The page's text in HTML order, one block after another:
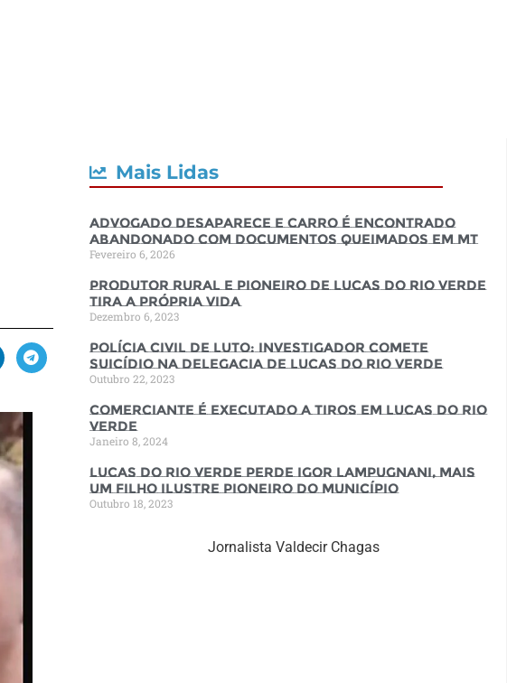
Mais Lidas
Advogado desaparece e carro é encontrado
abandonado com documentos queimados em MT
Fevereiro 6, 2026
Produtor rural e pioneiro de Lucas do Rio Verde
tira a própria vida
Dezembro 6, 2023
Polícia Civil de luto: Investigador comete
suicídio na Delegacia de Lucas do Rio Verde
Outubro 22, 2023
Comerciante é executado a tiros em Lucas do Rio
Verde
Janeiro 8, 2024
Lucas do Rio Verde perde Igor Lampugnani, mais
um filho ilustre pioneiro do município
Outubro 18, 2023
Jornalista Valdecir Chagas